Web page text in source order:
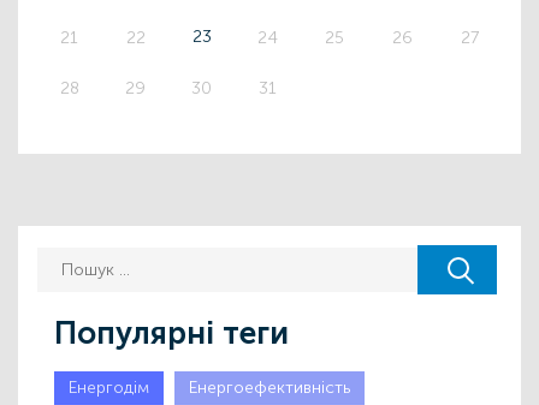
21 22 23 24 25 26 27
28 29 30 31
Популярні теги
Енергодім Енергоефективність